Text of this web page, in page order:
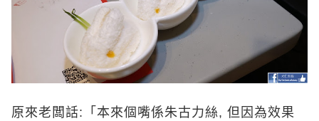
原來老闆話:「本來個嘴係朱古力絲, 但因為效果